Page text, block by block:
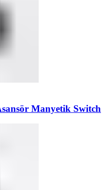
Manyetik Switch